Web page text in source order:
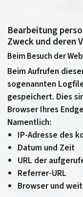
Bearbeitung
Zweck und deren
Beim Besuch der
Beim Aufrufen
sogenannten
gespeichert. Dies
Browser Ihres
Namentlich:
IP-Adresse des
Datum und Zeit
URL der
Referrer-URL
Browser und